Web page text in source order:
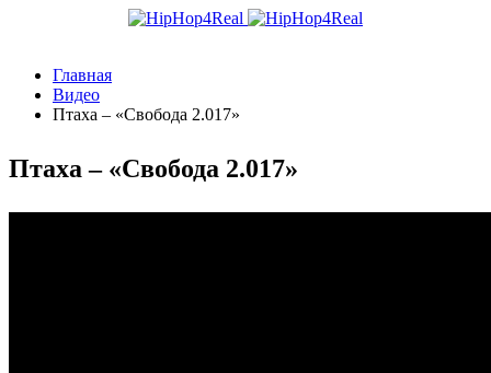
Главная
Видео
Птаха – «Свобода 2.017»
Птаха – «Свобода 2.017»